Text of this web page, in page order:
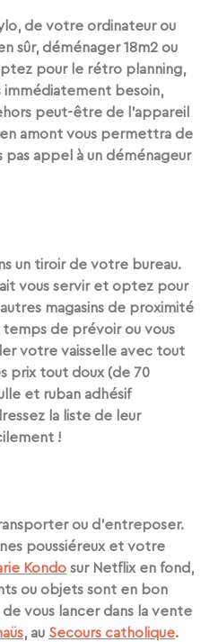
de votre ordinateur ou
sûr, déménager 18m2 ou
pour le rétro planning,
immédiatement besoin,
peut-être de l’appareil
amont vous permettra de
pas appel à un déménageur
un tiroir de votre bureau.
vous servir et optez pour
magasins de proximité
temps de prévoir ou vous
votre vaisselle avec tout
prix tout doux (de 70
et ruban adhésif
la liste de leur
!
ou d’entreposer.
poussiéreux et votre
Kondo sur Netflix en fond,
ou objets sont en bon
de vous lancer dans la vente
, au Secours catholique.